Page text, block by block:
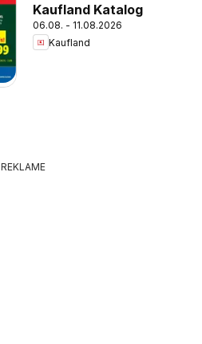
Kaufland Katalog
06.08. - 11.08.2026
Kaufland
REKLAME